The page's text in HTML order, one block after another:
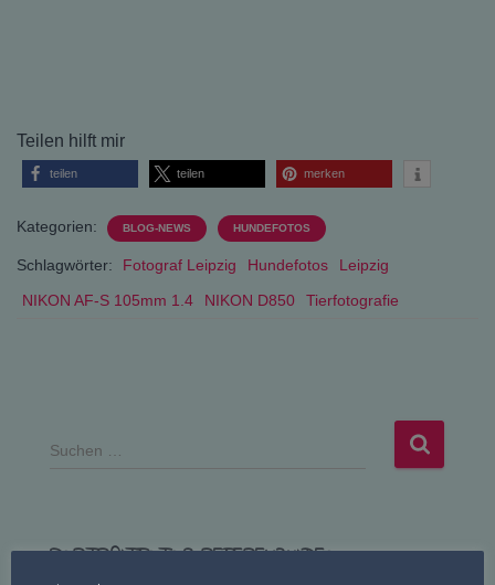
Teilen hilft mir
teilen teilen merken
Kategorien: BLOG-NEWS HUNDEFOTOS
Schlagwörter: Fotograf Leipzig Hundefotos
Leipzig
NIKON AF-S 105mm 1.4
NIKON D850 Tierfotografie
S
Suchen …
PORTRAITFOTOS REFERENZVIDEO